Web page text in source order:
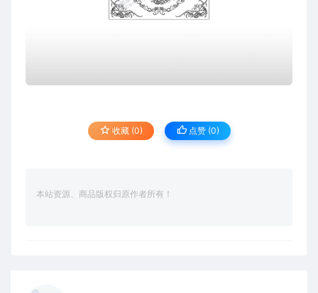
收藏 (0) 点赞 (0)
本站资源、商品版权归原作者所有！